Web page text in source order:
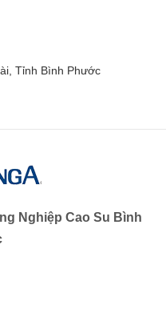
Tỉnh Bình Phước
Nghiệp Cao Su Bình